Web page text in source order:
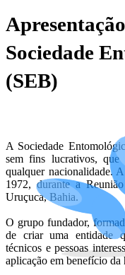
Sociedade
(SEB)
A Sociedade
sem fins lucrativos, que
qualquer nacionalidade.
1972, durante a
Uruçuca, Bahia.
O grupo fundador,
de criar uma entidade
técnicos e pessoas
aplicação em benefício da